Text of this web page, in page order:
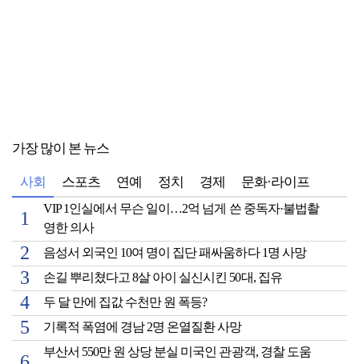
가장 많이 본 뉴스
사회 스포츠 연예 정치 경제 문화·라이프
VIP 1인실에서 무슨 일이…2억 넘게 쓴 중독자·불법촬
영한 의사
음성서 외국인 10여 명이 집단 패싸움하다 1명 사망
손길 뿌리쳤다고 8살 아이 실신시킨 50대, 집유
두 달 만에 집값 수천만 원 폭등?
기록적 폭염에 경남 2명 온열질환 사망
부산서 550만 원 상당 분실 미국인 관광객, 경찰 도움